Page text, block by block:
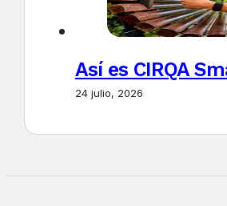
Así es CIRQA
24 julio, 2026